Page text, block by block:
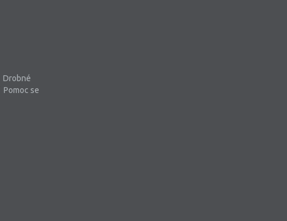
Drobné
Pomoc se